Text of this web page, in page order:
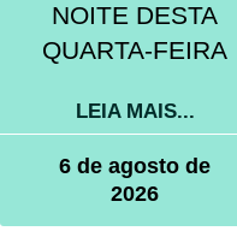
NOITE DESTA
QUARTA-FEIRA
LEIA MAIS...
6 de agosto de
2026